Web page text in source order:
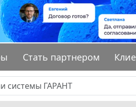
Стать партнером